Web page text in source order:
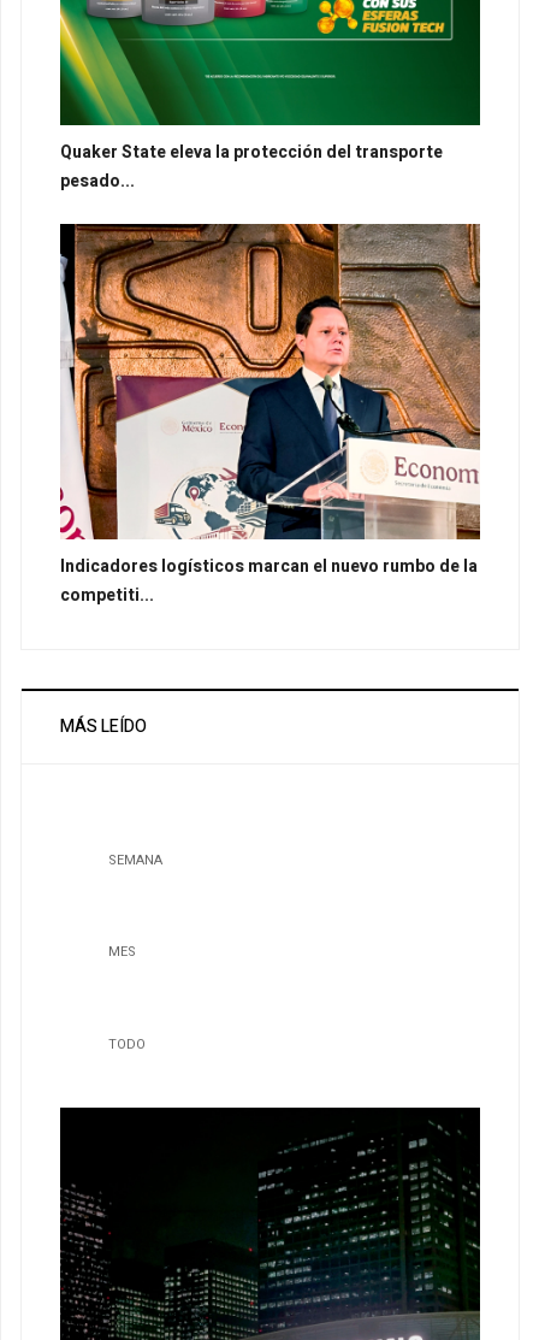
Quaker State eleva la protección del transporte
pesado...
Indicadores logísticos marcan el nuevo rumbo de la
competiti...
MÁS LEÍDO
SEMANA
MES
TODO